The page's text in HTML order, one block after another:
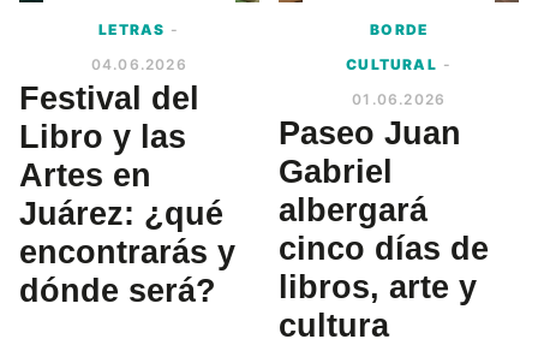
LETRAS -
04.06.2026
Festival del
Libro y las
Artes en
Juárez: ¿qué
encontrarás y
dónde será?
BORDE
CULTURAL -
01.06.2026
Paseo Juan
Gabriel
albergará
cinco días de
libros, arte y
cultura